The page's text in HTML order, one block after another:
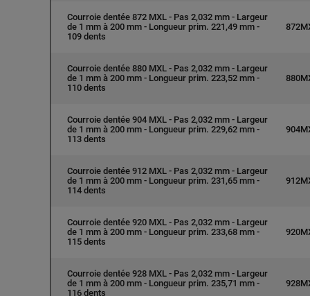
Courroie dentée 872 MXL - Pas 2,032 mm - Largeur
de 1 mm à 200 mm - Longueur prim. 221,49 mm -
109 dents
Courroie dentée 880 MXL - Pas 2,032 mm - Largeur
de 1 mm à 200 mm - Longueur prim. 223,52 mm -
110 dents
Courroie dentée 904 MXL - Pas 2,032 mm - Largeur
de 1 mm à 200 mm - Longueur prim. 229,62 mm -
113 dents
Courroie dentée 912 MXL - Pas 2,032 mm - Largeur
de 1 mm à 200 mm - Longueur prim. 231,65 mm -
114 dents
Courroie dentée 920 MXL - Pas 2,032 mm - Largeur
de 1 mm à 200 mm - Longueur prim. 233,68 mm -
115 dents
Courroie dentée 928 MXL - Pas 2,032 mm - Largeur
de 1 mm à 200 mm - Longueur prim. 235,71 mm -
116 dents